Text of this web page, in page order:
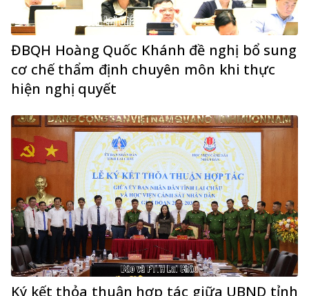
ĐBQH Hoàng Quốc Khánh đề nghị bổ sung
cơ chế thẩm định chuyên môn khi thực
hiện nghị quyết
Ký kết thỏa thuận hợp tác giữa UBND tỉnh